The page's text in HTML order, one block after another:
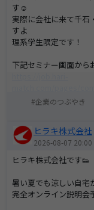
す☺
実際に会社に来て千石
すよ
理系学生限定です！
下記セミナー画面から
match.com/pages/
企業のつぶやき
ヒラキ株式会社
2026-08-07 20:00
ヒラキ株式会社です👟
暑い夏でも涼しい自宅
完全オンライン説明会